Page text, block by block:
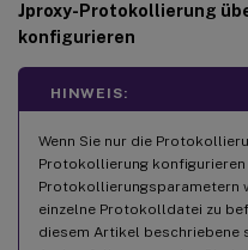
Jproxy-Protokollierung
konfigurieren
HINWEIS:
Wenn Sie nur die
Protokollierung
Protokollierungsparametern
einzelne Protokolldatei zu
diesem Artikel beschriebene